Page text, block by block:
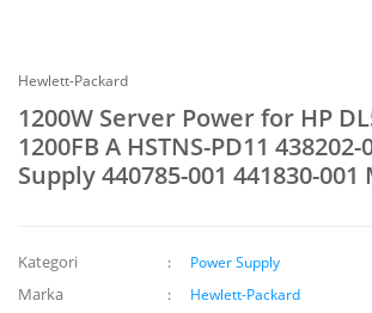
Hewlett-Packard
1200W Server Power for HP
1200FB A HSTNS-PD11
Supply 440785-001 441830-001
Kategori Power Supply
Marka Hewlett-Packard